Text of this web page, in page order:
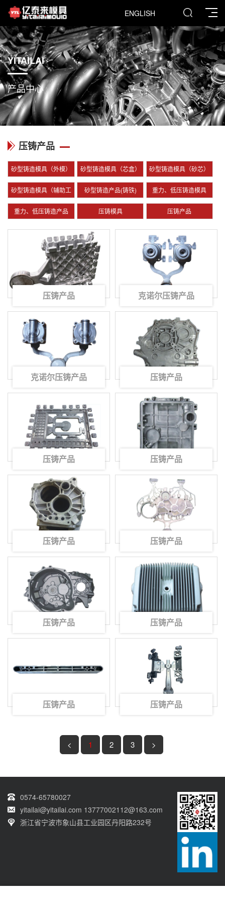
ENGLISH
YITAILAI
产品中心
压铸产品
砂型铸造模具（外模） 砂型铸造模具（芯盒） 砂型铸造模具（砂芯）
砂型铸造模具（辅助工
装、夹具）
砂型铸造产品(铸铁) 重力、低压铸造模具
重力、低压铸造产品 压铸模具 压铸产品
压铸产品 克诺尔压铸产品
克诺尔压铸产品 压铸产品
压铸产品 压铸产品
压铸产品 压铸产品
压铸产品 压铸产品
压铸产品 压铸产品
< 1 2 3 >
0574-65780027
yitailai@yitailai.com 13777002112@163.com
浙江省宁波市象山县工业园区丹阳路232号